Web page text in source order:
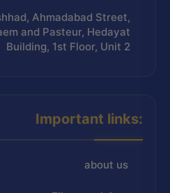
Ahmadabad Street,
and Pasteur, Hedayat
Building, 1st Floor, Unit 2
Important links:
about us